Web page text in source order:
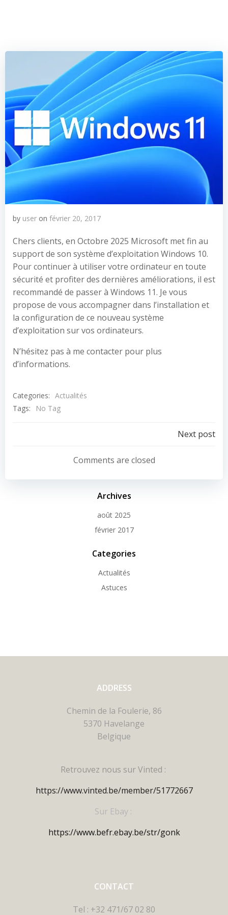
by user on février 20, 2017
Chers clients, en Octobre 2025 Microsoft met fin au
support de son système d’exploitation Windows 10.
Pour continuer à utiliser votre ordinateur en toute
sécurité et profiter des dernières améliorations, il est
recommandé de passer à Windows 11. Je vous
propose de vous accompagner dans l’installation et
la configuration de ce nouveau système
d’exploitation sur vos ordinateurs.
N’hésitez pas à me contacter pour plus
d’informations.
Categories: Actualités
Tags:
No Tag
Navigation
de
l’article
Next post
Comments are closed
Archives
août 2025
février 2017
Categories
Actualités
Astuces
ADDRESS
Chemin de la Foulerie, 86
5370 Havelange
Belgique
Retrouvez nous sur Vinted :
https://www.vinted.be/member/51772667
Sur Ebay :
https://www.befr.ebay.be/str/gonk
CONTACT
Tel : +32 471/67 02 80